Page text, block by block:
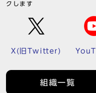
クします
X(旧Twitter)
組織一覧